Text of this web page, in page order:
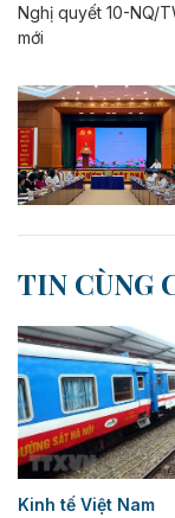
Nghị quyết 10-NQ/
mới
TIN CÙNG
Kinh tế Việt Nam